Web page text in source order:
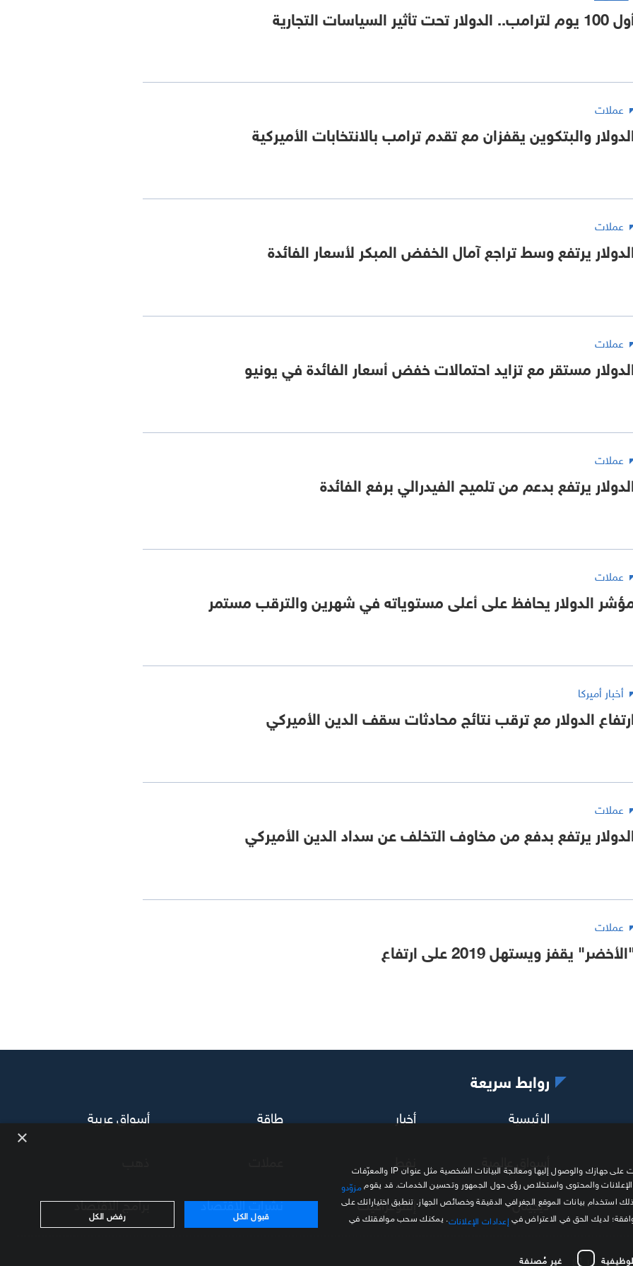
الدولار تحت تأثير السياسات التجارية
عملات
والبتكوين يقفزان مع تقدم ترامب بالانتخابات الأميركية
عملات
يرتفع وسط تراجع آمال الخفض المبكر لأسعار الفائدة
عملات
مستقر مع تزايد احتمالات خفض أسعار الفائدة في يونيو
عملات
يرتفع بدعم من تلميح الفيدرالي برفع الفائدة
عملات
الدولار يحافظ على أعلى مستوياته في شهرين والترقب مستمر
أخبار أميركا
الدولار مع ترقب نتائج محادثات سقف الدين الأميركي
عملات
يرتفع بدفع من مخاوف التخلف عن سداد الدين الأميركي
عملات
يقفز ويستهل 2019 على ارتفاع
روابط سريعة
الرئيسية أخبار طاقة
أسواق عربية
ديجيتال
إنفوغرافيك نشرات الاقتصاد برامج الاقتصاد
اتصل بنا
×
نحن وشركاؤنا نستخدم ملفات تعريف الارتباط وتقنيات مشابهة لتخزين المعلومات على جهازك والوصول إليها ومعالجة البيانات الشخصية مثل عنوان IP والمعرّفات
والمحتوى واستخلاص رؤى حول الجمهور وتحسين الخدمات. قد يقوم مزوّدو
استخدام بيانات الموقع الجغرافي الدقيقة وخصائص الجهاز. تنطبق اختياراتك على
لديك الحق في الاعتراض في إعدادات الإعلانات . يمكنك سحب موافقتك في
غير مُصنفة
قبول الكل رفض الكل